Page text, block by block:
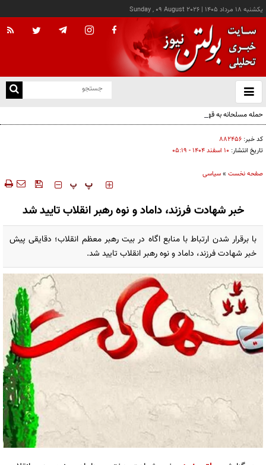
يکشنبه ۱۸ مرداد ۱۴۰۵ |
Sunday , 09 August 2026
باز
و
حمله مسلحانه به قهوه‌خانه‌ای در زاهدان؛ ۲ نفر جان باختند
کد خبر: ۸۸۲۴۵۶
تاریخ انتشار: ۱۰ اسفند ۱۴۰۴ - ۰۵:۱۹
صفحه نخست »سیاسی
‍‍‍ پ پ
خبر شهادت فرزند، داماد و نوه رهبر انقلاب تایید شد
با برقرار شدن ارتباط با منابع اگاه در بیت رهبر معظم انقلاب؛ دقایقی پیش
خبر شهادت فرزند، داماد و نوه رهبر انقلاب تایید شد.